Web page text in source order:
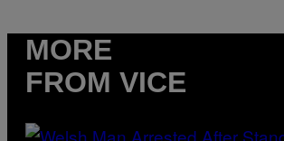
MORE
FROM VICE